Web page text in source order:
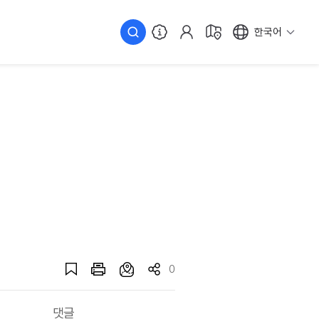
한국어
0
댓글